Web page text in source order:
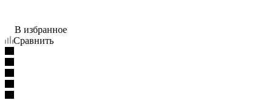
В избранное
Сравнить